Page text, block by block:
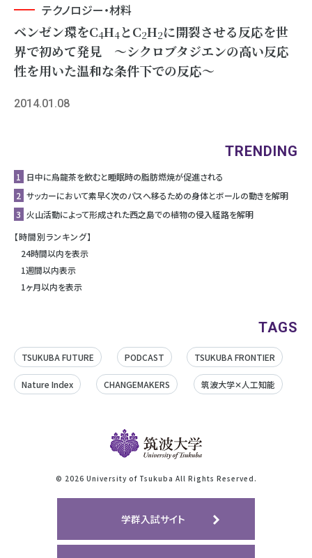
テクノロジー・材料
ベンゼン環をC4H4とC2H2に開裂させる反応を世
界で初めて発見 〜シクロブタジエンの高い反応
性を用いた温和な条件下での反応〜
2014.01.08
TRENDING
1 日中に烏龍茶を飲むと睡眠時の脂肪燃焼が促進される
2 サッカーにおいて素早く次のパスへ移るための身体とボールの動きを解明
3 ⽕⼭活動によって形成された⻄之島での植物の侵⼊経路を解明
【時間別ランキング】
24時間以内を表示
1週間以内表示
1ヶ月以内を表示
TAGS
TSUKUBA FUTURE PODCAST TSUKUBA FRONTIER
Nature Index CHANGEMAKERS 筑波大学✕人工知能
© 2026 University of Tsukuba All Rights Reserved.
学群入試サイト